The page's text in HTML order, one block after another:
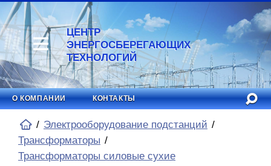
ЦЕНТР
ЭНЕРГОСБЕРЕГАЮЩИХ
ТЕХНОЛОГИЙ
О КОМПАНИИ КОНТАКТЫ
Электрооборудование подстанций
Трансформаторы
Трансформаторы силовые сухие